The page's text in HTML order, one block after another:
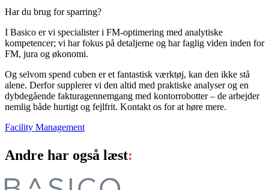
Har du brug for sparring?
I Basico er vi specialister i FM-optimering med analytiske
kompetencer​; vi har fokus på detaljerne og har faglig viden inden for
FM, jura og økonomi.
Og selvom spend cuben er et fantastisk værktøj, kan den ikke stå
alene. Derfor supplerer vi den altid med praktiske analyser og en
dybdegående fakturagennemgang med kontorrobotter – de arbejder
nemlig både hurtigt og fejlfrit. Kontakt os for at høre mere.
Facility Management
Andre har også læst: